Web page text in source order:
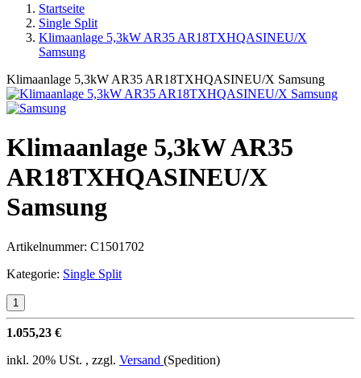
Startseite
Single Split
Klimaanlage 5,3kW AR35 AR18TXHQASINEU/X
Samsung
Klimaanlage 5,3kW AR35 AR18TXHQASINEU/X Samsung
Klimaanlage 5,3kW AR35
AR18TXHQASINEU/X
Samsung
Artikelnummer: C1501702
Kategorie: Single Split
1.055,23 €
inkl. 20% USt. , zzgl. Versand (Spedition)